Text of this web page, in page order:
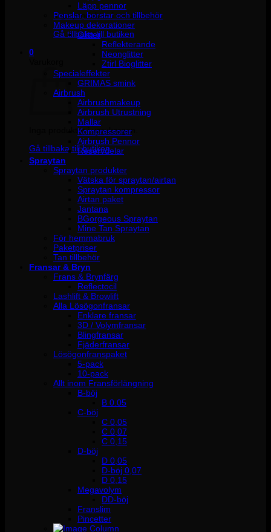
Inga produkter i varukorgen.
Gå tillbaka till butiken
0
Inga produkter i varukorgen.
Gå tillbaka till butiken
Läpp pennor
Penslar, borstar och tillbehör
Makeup dekorationer
Glitter
Reflekterande
Neonglitter
Ztirl Bioglitter
Specialeffekter
GRIMAS smink
Airbrush
Airbrushmakeup
Airbrush Utrustning
Mallar
Kompressorer
Airbrush Pennor
Reservdelar
Spraytan
Spraytan produkter
Vätska för spraytan/airtan
Spraytan kompressor
Airtan paket
Jantana
BGorgeous Spraytan
Mine Tan Spraytan
För hemmabruk
Paketpriser
Tan tillbehör
Fransar & Bryn
Frans & Brynfärg
Reflectocil
Lashlift & Browlift
Alla Lösögonfransar
Enklare fransar
3D / Volymfransar
Blingfransar
Fjäderfransar
Lösögonfranspaket
5-pack
10-pack
Allt inom Fransförlängning
B-böj
B 0.05
C-böj
C 0,05
C 0,07
C 0,15
D-böj
D 0,05
D-böj 0,07
D 0,15
Megavolym
DD-böj
Franslim
Pincetter